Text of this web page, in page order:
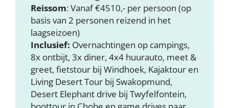
Reissom: Vanaf €4510,- per persoon (op
basis van 2 personen reizend in het
laagseizoen)
Inclusief: Overnachtingen op campings,
8x ontbijt, 3x diner, 4x4 huurauto, meet &
greet, fietstour bij Windhoek, Kajaktour en
Living Desert Tour bij Swakopmund,
Desert Elephant drive bij Twyfelfontein,